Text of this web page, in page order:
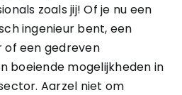
zoals jij! Of je nu een
ingenieur bent, een
een gedreven
boeiende mogelijkheden in
Aarzel niet om